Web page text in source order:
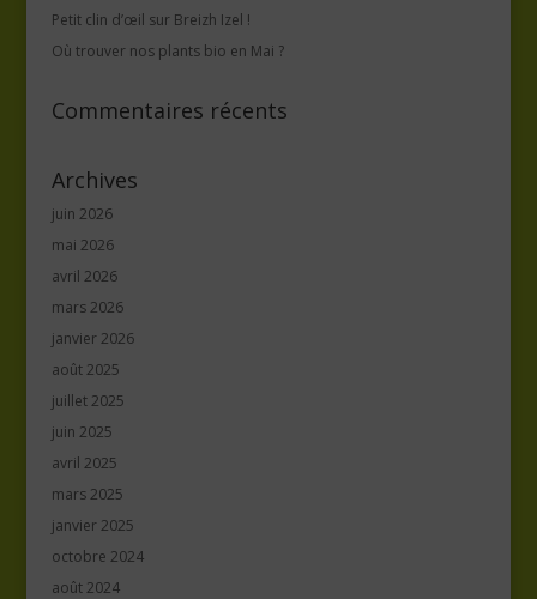
Petit clin d’œil sur Breizh Izel !
Où trouver nos plants bio en Mai ?
Commentaires récents
Archives
juin 2026
mai 2026
avril 2026
mars 2026
janvier 2026
août 2025
juillet 2025
juin 2025
avril 2025
mars 2025
janvier 2025
octobre 2024
août 2024